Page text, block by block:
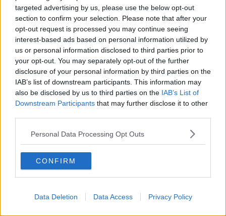
targeted advertising by us, please use the below opt-out
section to confirm your selection. Please note that after your
opt-out request is processed you may continue seeing
interest-based ads based on personal information utilized by
us or personal information disclosed to third parties prior to
your opt-out. You may separately opt-out of the further
disclosure of your personal information by third parties on the
IAB’s list of downstream participants. This information may
also be disclosed by us to third parties on the IAB’s List of
Downstream Participants that may further disclose it to other
Personal Data Processing Opt Outs
CONFIRM
Data Deletion Data Access Privacy Policy
​4 anni di Blog
Quando il silenzio è aggressivo
​Il passato, questo conosciuto!
​Clima ballerino e sbalzi d’umore
La maternità
​L’uomo o l’orso?
Non hanno un amico a teatro​
​Tutta una questione di rispetto
​Cose che ci esauriscono
​Vespa che passione!
​Lasciate ai vostri figli il diritto di piangere
​Parole d’amore regalate al vento
​Essere genitori di un adolescente
​Giornata del Fiocchetto Lilla
​Venerdì emozionalmente sostenibile
Ma ti ascolti?
Non dare niente per scontato
Che cos’è la dipendenza affettiva?